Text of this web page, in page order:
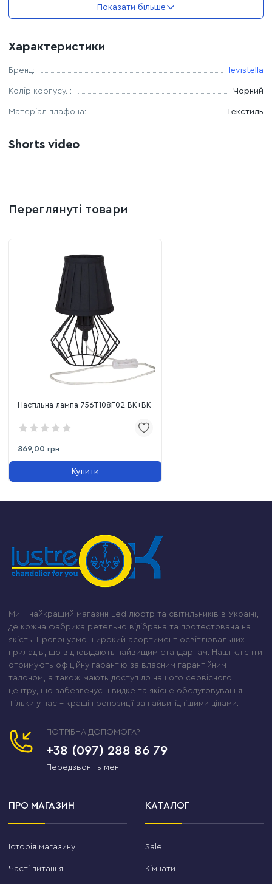
Максимальна потужність лампочки: 60 Ватт
Можливість використання лампи: LED, розжарювання,
Комплектація лампочками: немає
Показати більше
Характеристики
Бренд: levistella
Колір корпусу. : Чорний
Матеріал плафона: Текстиль
Shorts video
Переглянуті товари
Настільна лампа 756T108F02 BK+BK
869,00 грн
Купити
Ми – найкращий магазин Led люстр та світильників в Україні,
де кожна фабрика ретельно відібрана та протестована на
якість. Пропонуємо широкий асортимент освітлювальних
приладів, що відповідають найвищим стандартам. Наші клієнти
отримують офіційну гарантію за власним гарантійним
талоном, а також мають доступ до нашого сервісного
центру, що забезпечує швидке та якісне обслуговування.
Тільки у нас – кращі пропозиції за найвигіднішими цінами.
ПОТРІБНА ДОПОМОГА?
+38 (097) 288 86 79
Передзвоніть мені
ПРО МАГАЗИН
Історія магазину
Часті питання
КАТАЛОГ
Sale
Кімнати